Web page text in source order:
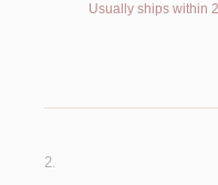
Usually ships within
2.